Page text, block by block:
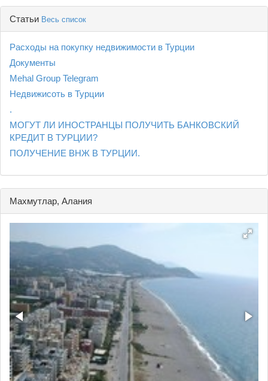
Статьи Весь список
Расходы на покупку недвижимости в Турции
Документы
Mehal Group Telegram
Недвижисоть в Турции
.
МОГУТ ЛИ ИНОСТРАНЦЫ ПОЛУЧИТЬ БАНКОВСКИЙ
КРЕДИТ В ТУРЦИИ?
ПОЛУЧЕНИЕ ВНЖ В ТУРЦИИ.
Махмутлар, Алания